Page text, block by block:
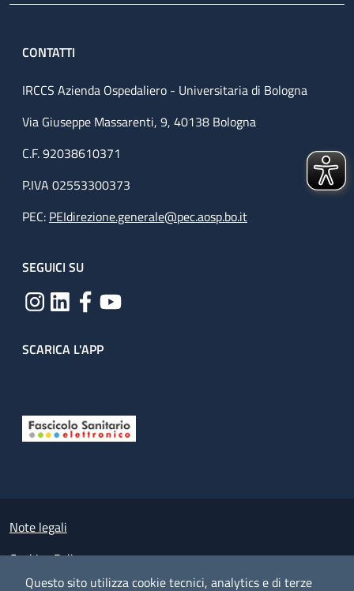
Questo sito utilizza cookie tecnici, analytics e di terze
CONTATTI
IRCCS Azienda Ospedaliero - Universitaria di Bologna
Via Giuseppe Massarenti, 9, 40138 Bologna
C.F. 92038610371
P.IVA 02553300373
PEC: PEIdirezione.generale@pec.aosp.bo.it
SEGUICI SU
SCARICA L'APP
Small prints
Note legali
Cookies Policy